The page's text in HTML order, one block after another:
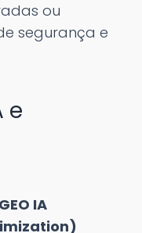
ou
segurança e
e
IA